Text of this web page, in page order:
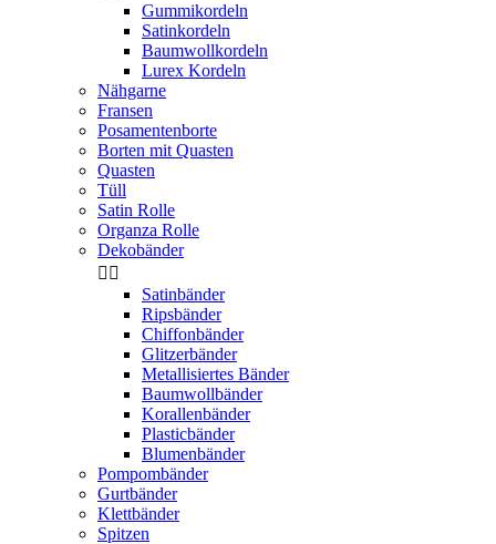
Gummikordeln
Satinkordeln
Baumwollkordeln
Lurex Kordeln
Nähgarne
Fransen
Posamentenborte
Borten mit Quasten
Quasten
Tüll
Satin Rolle
Organza Rolle
Dekobänder
 
Satinbänder
Ripsbänder
Chiffonbänder
Glitzerbänder
Metallisiertes Bänder
Baumwollbänder
Korallenbänder
Plasticbänder
Blumenbänder
Pompombänder
Gurtbänder
Klettbänder
Spitzen